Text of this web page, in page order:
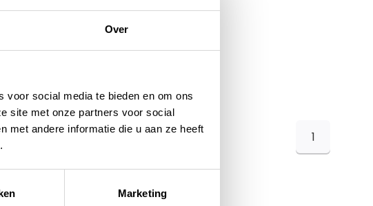
Over
voor social media te bieden en om ons
site met onze partners voor social
met andere informatie die u aan ze heeft
Marketing
1